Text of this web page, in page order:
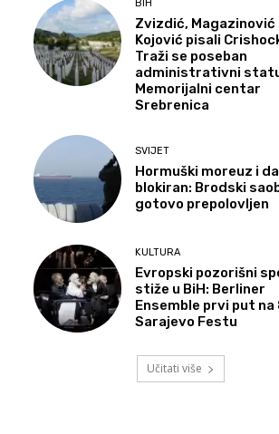
BIH
Zvizdić, Magazinović
Kojović pisali
Traži se poseban
administrativni
Memorijalni centar
Srebrenica
SVIJET
Hormuški moreuz i
blokiran: Brodski
gotovo prepolovljen
KULTURA
Evropski pozorišni
stiže u BiH: Berliner
Ensemble prvi put na
Sarajevo Festu
Učitati više